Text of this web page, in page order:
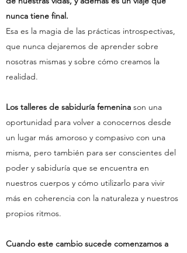
nunca tiene final.
Esa es la magia de las prácticas introspectivas,
que nunca dejaremos de aprender sobre
nosotras mismas y sobre cómo creamos la
realidad.
Los talleres de sabiduría femenina son una
oportunidad para volver a conocernos desde
un lugar más amoroso y compasivo con una
misma, pero también para ser conscientes del
poder y sabiduría que se encuentra en
nuestros cuerpos y cómo utilizarlo para vivir
más en coherencia con la naturaleza y nuestros
propios ritmos.
Cuando este cambio sucede comenzamos a